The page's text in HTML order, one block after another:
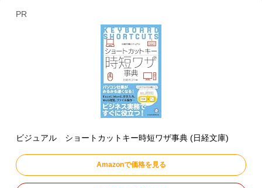
PR
ビジュアル ショートカットキー時短ワザ事典 (日経文庫)
Amazonで価格を見る